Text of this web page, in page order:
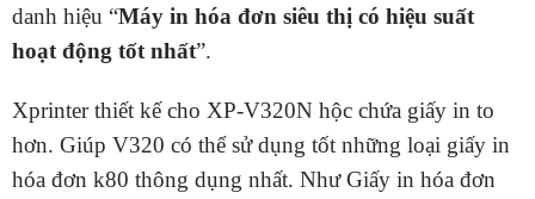
danh hiệu “Máy in hóa đơn siêu thị có hiệu suất
hoạt động tốt nhất”.
Xprinter thiết kế cho XP-V320N hộc chứa giấy in to
hơn. Giúp V320 có thể sử dụng tốt những loại giấy in
hóa đơn k80 thông dụng nhất. Như Giấy in hóa đơn